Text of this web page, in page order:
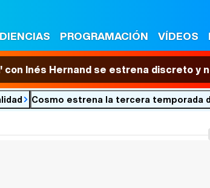
PROGRAMACIÓN VÍDEOS
con Inés Hernand se estrena discreto y
Cosmo estrena la tercera temporada